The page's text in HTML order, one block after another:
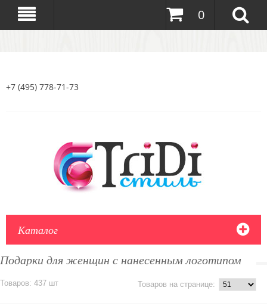
0
+7 (495) 778-71-73
Каталог
Подарки для женщин с нанесенным логотипом
Товаров: 437 шт Товаров на странице: